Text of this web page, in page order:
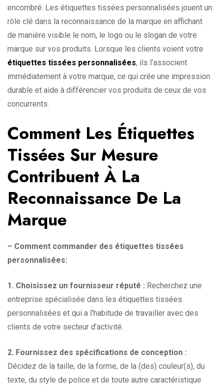
encombré. Les étiquettes tissées personnalisées jouent un
rôle clé dans la reconnaissance de la marque en affichant
de manière visible le nom, le logo ou le slogan de votre
marque sur vos produits. Lorsque les clients voient votre
étiquettes tissées personnalisées, ils l’associent
immédiatement à votre marque, ce qui crée une impression
durable et aide à différencier vos produits de ceux de vos
concurrents.
Comment Les Étiquettes
Tissées Sur Mesure
Contribuent À La
Reconnaissance De La
Marque
– Comment commander des étiquettes tissées
personnalisées:
1. Choisissez un fournisseur réputé : Recherchez une
entreprise spécialisée dans les étiquettes tissées
personnalisées et qui a l’habitude de travailler avec des
clients de votre secteur d’activité.
2. Fournissez des spécifications de conception :
Décidez de la taille, de la forme, de la (des) couleur(s), du
texte, du style de police et de toute autre caractéristique